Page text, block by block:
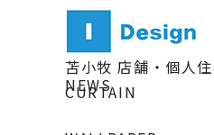
苫小牧 店舗・個人
CURTAIN
NEWS